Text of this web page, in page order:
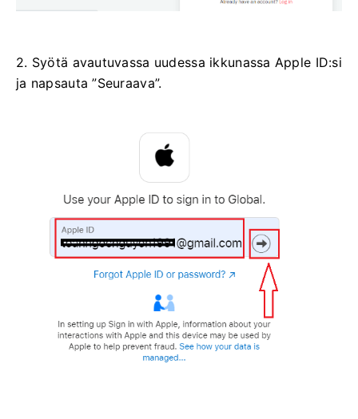
2. Syötä avautuvassa uudessa ikkunassa Apple ID:si
ja napsauta ”Seuraava”.